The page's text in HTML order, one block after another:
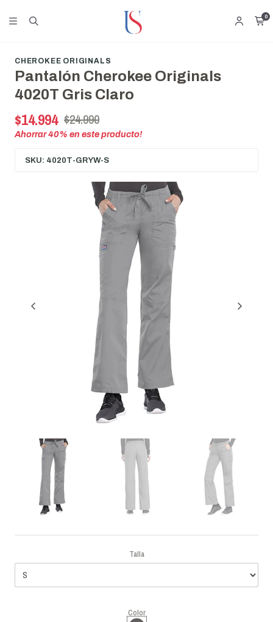
0
CHEROKEE ORIGINALS
Pantalón Cherokee Originals
4020T Gris Claro
$14.994 $24.990
Ahorrar40% en este producto!
SKU: 4020T-GRYW-S
Talla
Color